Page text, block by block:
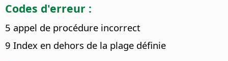
Codes d'erreur :
5 appel de procédure incorrect
9 Index en dehors de la plage définie